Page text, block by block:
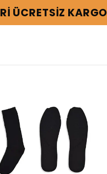
ÜCRETSİZ KARGO